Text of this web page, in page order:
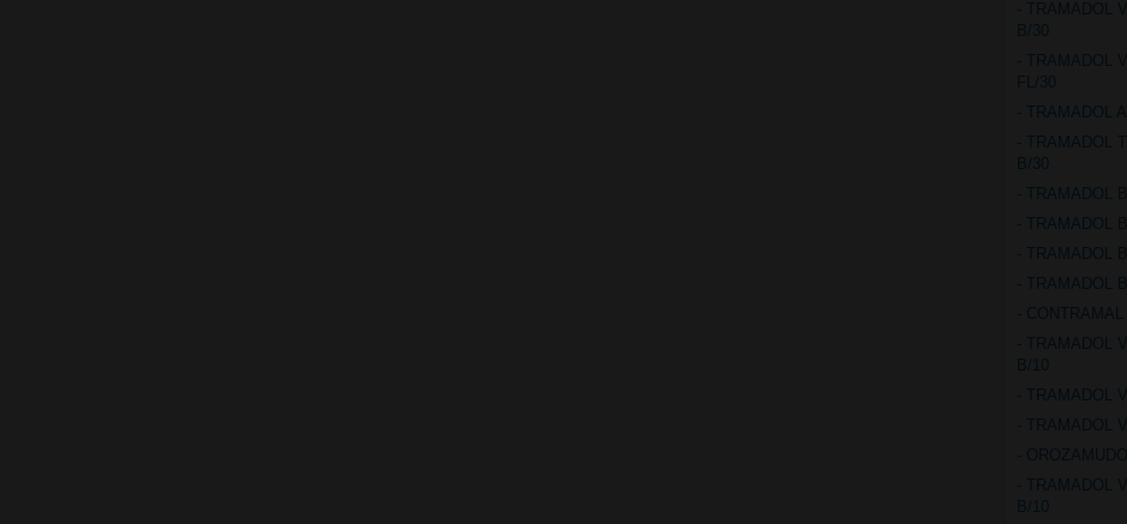
- TRAMADOL
B/30
- TRAMADOL
FL/30
- TRAMADOL
- TRAMADOL
B/30
- TRAMADOL
- TRAMADOL
- TRAMADOL
- TRAMADOL
-
- TRAMADOL
B/10
- TRAMADOL
- TRAMADOL
-
- TRAMADOL
B/10